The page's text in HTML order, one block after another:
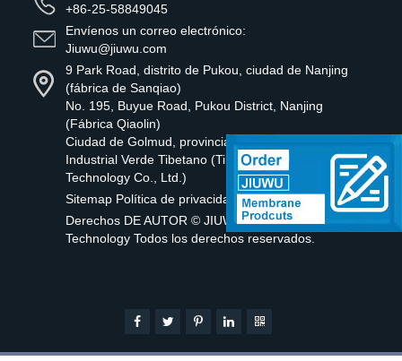
+86-25-58849045
Envíenos un correo electrónico:
Jiuwu@jiuwu.com
9 Park Road, distrito de Pukou, ciudad de Nanjing
(fábrica de Sanqiao)
No. 195, Buyue Road, Pukou District, Nanjing
(Fábrica Qiaolin)
Ciudad de Golmud, provincia de Qinghai Parque
Industrial Verde Tibetano (Tibet Jiuwu New Material
Technology Co., Ltd.)
Sitemap Política de privacidad
Derechos DE AUTOR © JIUWU HI-TECH Membrane
Technology Todos los derechos reservados.